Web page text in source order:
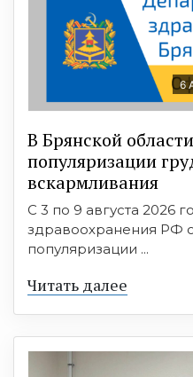
6
В Брянской
популяризации
вскармливания
С 3 по 9 августа 2026
здравоохранения РФ
популяризации ...
Читать далее